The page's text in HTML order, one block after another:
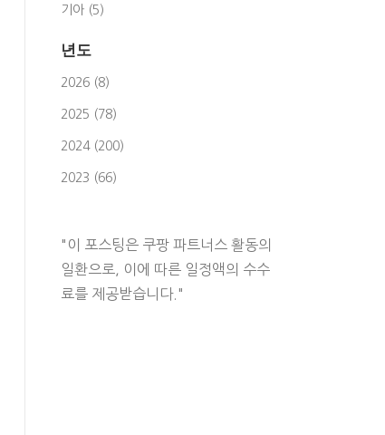
기아 (5)
년도
2026 (8)
2025 (78)
2024 (200)
2023 (66)
"이 포스팅은 쿠팡 파트너스 활동의
일환으로, 이에 따른 일정액의 수수
료를 제공받습니다."